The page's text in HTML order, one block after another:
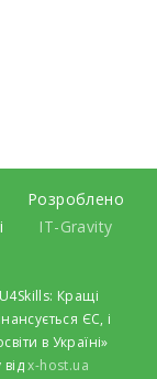
Розроблено
IT-Gravity
Кращі
ЄС, і
в Україні»
відx-host.ua